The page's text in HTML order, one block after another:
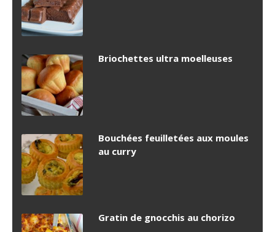
Briochettes ultra moelleuses
Bouchées feuilletées aux moules
au curry
Gratin de gnocchis au chorizo